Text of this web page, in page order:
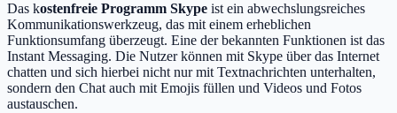
Das kostenfreie Programm Skype ist ein abwechslungsreiches
Kommunikationswerkzeug, das mit einem erheblichen
Funktionsumfang überzeugt. Eine der bekannten Funktionen ist das
Instant Messaging. Die Nutzer können mit Skype über das Internet
chatten und sich hierbei nicht nur mit Textnachrichten unterhalten,
sondern den Chat auch mit Emojis füllen und Videos und Fotos
austauschen.